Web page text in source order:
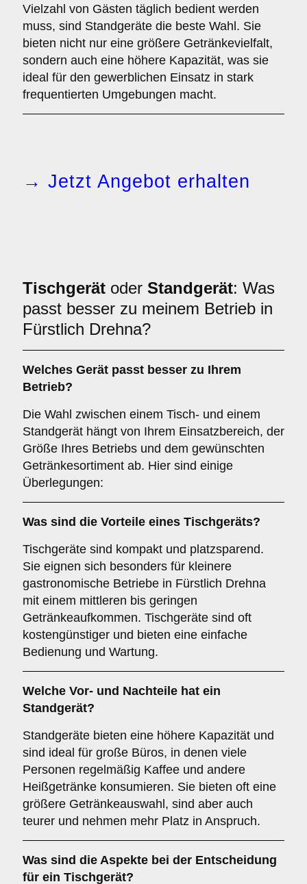
Vielzahl von Gästen täglich bedient werden
muss, sind Standgeräte die beste Wahl. Sie
bieten nicht nur eine größere Getränkevielfalt,
sondern auch eine höhere Kapazität, was sie
ideal für den gewerblichen Einsatz in stark
frequentierten Umgebungen macht.
→ Jetzt Angebot erhalten
Tischgerät oder Standgerät: Was
passt besser zu meinem Betrieb in
Fürstlich Drehna?
Welches Gerät passt besser zu Ihrem
Betrieb?
Die Wahl zwischen einem Tisch- und einem
Standgerät hängt von Ihrem Einsatzbereich, der
Größe Ihres Betriebs und dem gewünschten
Getränkesortiment ab. Hier sind einige
Überlegungen:
Was sind die Vorteile eines Tischgeräts?
Tischgeräte sind kompakt und platzsparend.
Sie eignen sich besonders für kleinere
gastronomische Betriebe in Fürstlich Drehna
mit einem mittleren bis geringen
Getränkeaufkommen. Tischgeräte sind oft
kostengünstiger und bieten eine einfache
Bedienung und Wartung.
Welche Vor- und Nachteile hat ein
Standgerät?
Standgeräte bieten eine höhere Kapazität und
sind ideal für große Büros, in denen viele
Personen regelmäßig Kaffee und andere
Heißgetränke konsumieren. Sie bieten oft eine
größere Getränkeauswahl, sind aber auch
teurer und nehmen mehr Platz in Anspruch.
Was sind die Aspekte bei der Entscheidung
für ein Tischgerät?